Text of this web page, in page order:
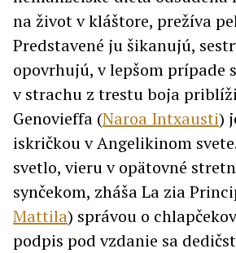
na život v kláštore, prežíva
Predstavené ju šikanujú,
opovrhujú, v lepšom prípade
v strachu z trestu boja
Genovieffa (Naroa Intxausti)
iskričkou v Angelikinom
svetlo, vieru v opätovné
synčekom, zháša La zia
Mattila) správou o
podpis pod vzdanie sa